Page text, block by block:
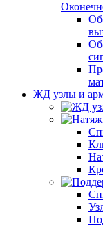
ЖД узлы и